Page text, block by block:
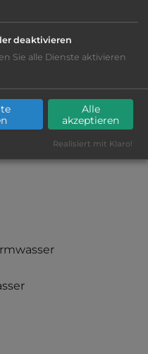
deaktivieren
Sie alle Dienste aktivieren
Alle
akzeptieren
Realisiert mit Klaro!